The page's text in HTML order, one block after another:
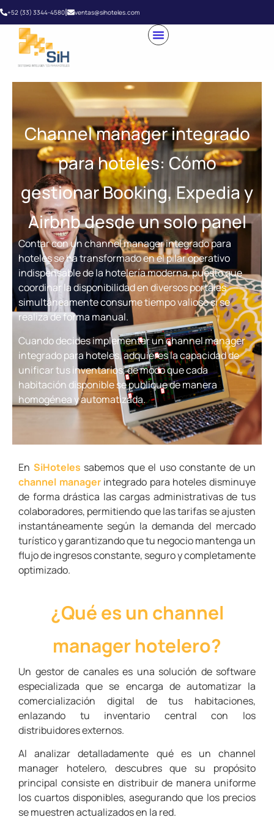
+52 (33) 3344-4580| ventas@sihoteles.com
Channel manager integrado
para hoteles: Cómo
gestionar Booking, Expedia y
Airbnb desde un solo panel
Contar con un channel manager integrado para
hoteles se ha transformado en el pilar operativo
indispensable de la hotelería moderna, puesto que
coordinar la disponibilidad en diversos portales
simultáneamente consume tiempo valioso si se
realiza de forma manual.
Cuando decides implementar un channel manager
integrado para hoteles, adquieres la capacidad de
unificar tus inventarios, de modo que cada
habitación disponible se publique de manera
homogénea y automatizada.
En SiHoteles sabemos que el uso constante de un
channel managerintegrado para hoteles disminuye
de forma drástica las cargas administrativas de tus
colaboradores, permitiendo que las tarifas se ajusten
instantáneamente según la demanda del mercado
turístico y garantizando que tu negocio mantenga un
flujo de ingresos constante, seguro y completamente
optimizado.
¿Qué es un channel
manager hotelero?
Un gestor de canales es una solución de software
especializada que se encarga de automatizar la
comercialización digital de tus habitaciones,
enlazando tu inventario central con los
distribuidores externos.
Al analizar detalladamente qué es un channel
manager hotelero, descubres que su propósito
principal consiste en distribuir de manera uniforme
los cuartos disponibles, asegurando que los precios
se muestren actualizados en la red.